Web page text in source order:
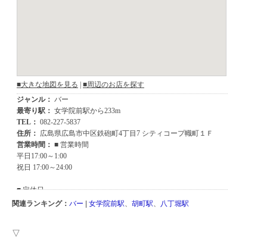
関連ランキング： バー | 女学院前駅 胡町駅 八丁堀駅
▽